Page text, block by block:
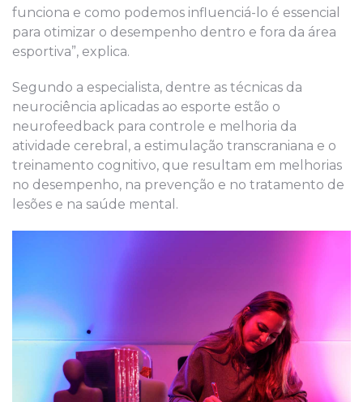
funciona e como podemos influenciá-lo é essencial
para otimizar o desempenho dentro e fora da área
esportiva”, explica.
Segundo a especialista, dentre as técnicas da
neurociência aplicadas ao esporte estão o
neurofeedback para controle e melhoria da
atividade cerebral, a estimulação transcraniana e o
treinamento cognitivo, que resultam em melhorias
no desempenho, na prevenção e no tratamento de
lesões e na saúde mental.